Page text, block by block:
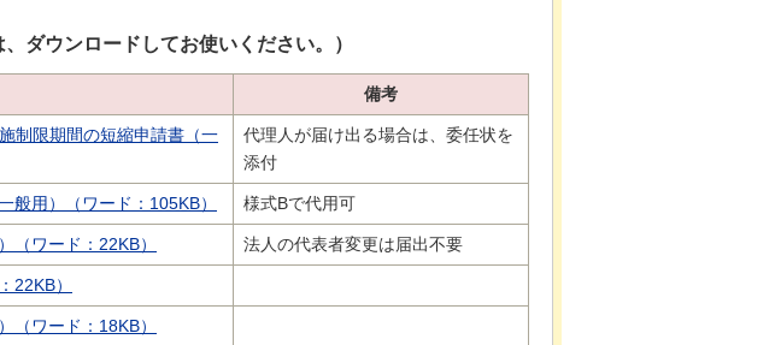
ダウンロードしてお使いください。）
備考
制限期間の短縮申請書（一
代理人が届け出る場合は、委任状を
添付
般用）（ワード：105KB） 様式Bで代用可
（ワード：22KB） 法人の代表者変更は届出不要
22KB）
（ワード：18KB）